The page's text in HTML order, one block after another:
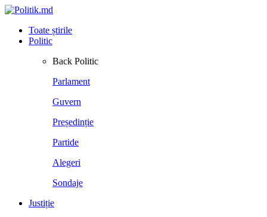
Toate știrile
Politic
Back Politic
Parlament
Guvern
Președinție
Partide
Alegeri
Sondaje
Justiție